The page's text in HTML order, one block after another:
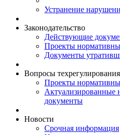
Устранение
Законодательство
Действующие
Проекты
Документы
Вопросы техрегулирования
Проекты
Актуализированные
документы
Новости
Срочная информация